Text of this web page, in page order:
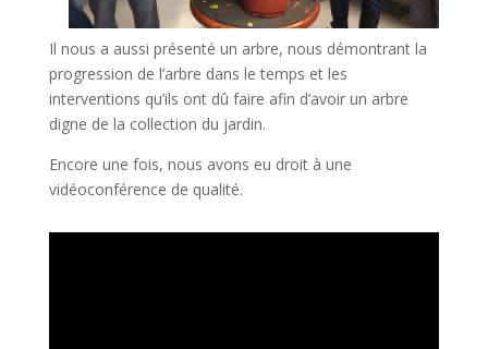
Il nous a aussi présenté un arbre, nous démontrant la
progression de l’arbre dans le temps et les
interventions qu’ils ont dû faire afin d’avoir un arbre
digne de la collection du jardin.
Encore une fois, nous avons eu droit à une
vidéoconférence de qualité.